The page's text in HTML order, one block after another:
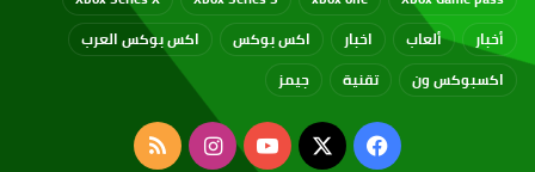
أخبار
ألعاب اخبار اكس بوكس
اكس بوكس العرب
اكسبوكس ون
تقنية جيمز
فيسبوك
‫X
‫YouTubeانستقرامملخص